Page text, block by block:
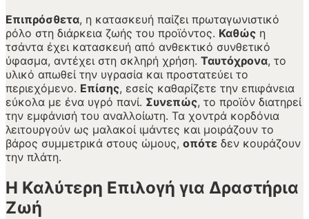
Επιπρόσθετα, η κατασκευή παίζει πρωταγωνιστικό
ρόλο στη διάρκεια ζωής του προϊόντος. Καθώς η
τσάντα έχει κατασκευή από ανθεκτικό συνθετικό
ύφασμα, αντέχει στη σκληρή χρήση. Ταυτόχρονα, το
υλικό απωθεί την υγρασία και προστατεύει το
περιεχόμενο. Επίσης, εσείς καθαρίζετε την επιφάνεια
εύκολα με ένα υγρό πανί. Συνεπώς, το προϊόν διατηρεί
την εμφάνισή του αναλλοίωτη. Τα χοντρά κορδόνια
λειτουργούν ως μαλακοί ιμάντες και μοιράζουν το
βάρος συμμετρικά στους ώμους, οπότε δεν κουράζουν
την πλάτη.
Η Καλύτερη Επιλογή για Δραστήρια
Ζωή